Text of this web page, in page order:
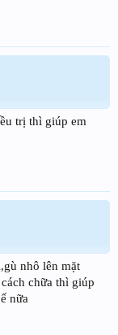
trị thì giúp em
nhô lên mặt
chữa thì giúp
nữa